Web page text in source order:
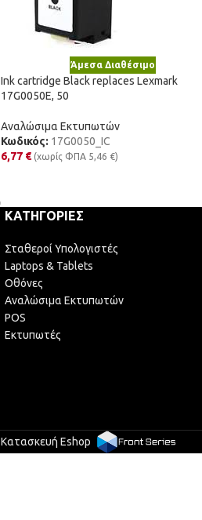
Άμεσα Διαθέσιμο
Ink cartridge Black replaces Lexmark
17G0050E, 50
Αναλώσιμα Εκτυπωτών
Κωδικός: 17G0050_IC
6,77 € (χωρίς ΦΠΑ 5,46 €)
ΚΑΤΗΓΟΡΊΕΣ
Σταθεροί Υπολογιστές
Laptops & Tablets
Οθόνες
Αναλώσιμα Εκτυπωτών
POS
Εκτυπωτές
Κατασκευή Eshop